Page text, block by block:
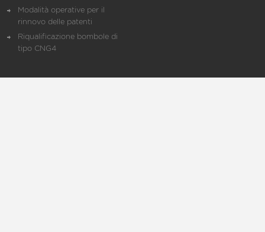
Modalità operative per il
rinnovo delle patenti
Riqualificazione bombole di
tipo CNG4